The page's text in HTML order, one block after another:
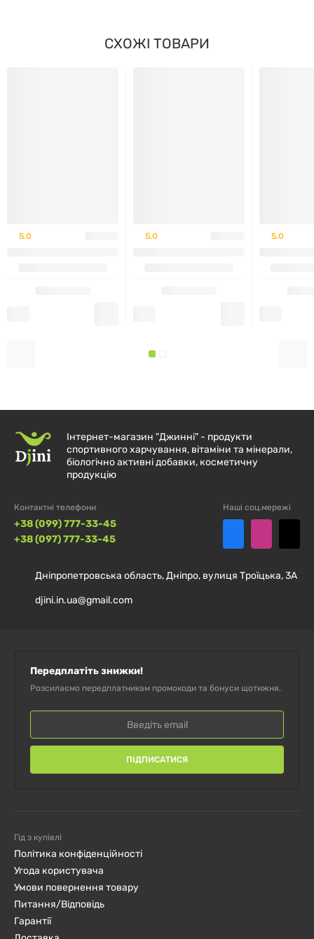
СХОЖІ ТОВАРИ
5.0 5.0 5.0
Інтернет-магазин "Джинні" - продукти
спортивного харчування, вітаміни та мінерали,
біологічно активні добавки, косметичну
продукцію
Контактні телефони
+38 (099) 777-33-45
+38 (097) 777-33-45
Наші соц.мережі
Дніпропетровська область, Дніпро, вулиця Троїцька, 3А
djini.in.ua@gmail.com
Передплатіть знижки!
Розсилаємо передплатникам промокоди та бонуси щотижня.
ПІДПИСАТИСЯ
Гід з купівлі
Політика конфіденційності
Угода користувача
Умови повернення товару
Питання/Відповідь
Гарантії